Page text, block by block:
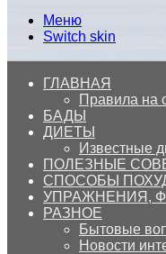
Меню
Switch skin
ГЛАВНАЯ
Правила на
БАДЫ
ДИЕТЫ
Известные
ПОЛЕЗНЫЕ
СПОСОБЫ
УПРАЖНЕНИЯ,
РАЗНОЕ
Бытовые
Новости